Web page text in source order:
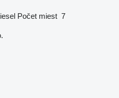
Počet miest 7